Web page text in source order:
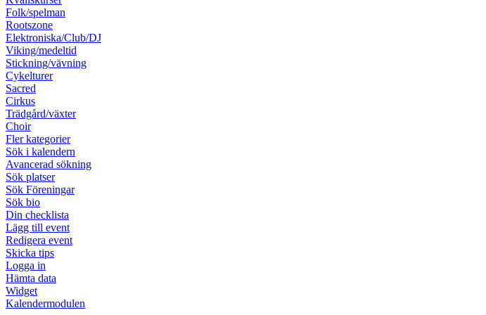
Folk/spelman
Rootszone
Elektroniska/Club/DJ
Viking/medeltid
Stickning/vävning
Cykelturer
Sacred
Cirkus
Trädgård/växter
Choir
Fler kategorier
Sök i kalendern
Avancerad sökning
Sök platser
Sök Föreningar
Sök bio
Din checklista
Lägg till event
Redigera event
Skicka tips
Logga in
Hämta data
Widget
Kalendermodulen